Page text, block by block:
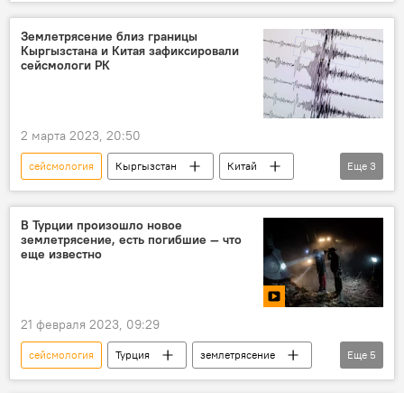
землетрясение
населенные пункты
Землетрясение близ границы
Кыргызстана и Китая зафиксировали
сейсмологи РК
2 марта 2023, 20:50
сейсмология Кыргызстан
Китай
землетрясение
граница магнитуда
Еще 3
В Турции произошло новое
землетрясение, есть погибшие — что
еще известно
21 февраля 2023, 09:29
сейсмология Турция
землетрясение
гибель
разрушения
В мире
Еще 5